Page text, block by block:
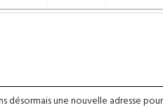
une nouvelle adresse